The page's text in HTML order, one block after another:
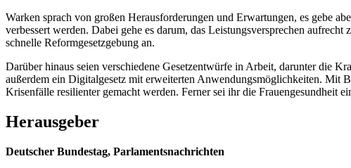
Warken sprach von großen Herausforderungen und Erwartungen, es gebe
verbessert werden. Dabei gehe es darum, das Leistungsversprechen
schnelle Reformgesetzgebung an.
Darüber hinaus seien verschiedene Gesetzentwürfe in Arbeit, darunter die
außerdem ein Digitalgesetz mit erweiterten Anwendungsmöglichkeiten. Mit
Krisenfälle resilienter gemacht werden. Ferner sei ihr die Frauengesundheit
Herausgeber
Deutscher Bundestag, Parlamentsnachrichten